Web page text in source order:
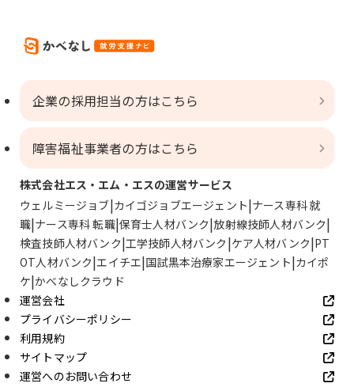
企業の採用担当の方はこちら
障害福祉事業者の方はこちら
株式会社エス・エム・エスの運営サービス
ウェルミージョブ カイゴジョブエージェント ナース専科 就
職 ナース専科 転職 保育士人材バンク 放射線技師人材バンク
検査技師人材バンク 工学技師人材バンク ケア人材バンク PT
OT人材バンク エイチエ 国試黒本治療家エージェント カイポ
ケ かべなしクラウド
運営会社
プライバシーポリシー
利用規約
サイトマップ
運営へのお問い合わせ